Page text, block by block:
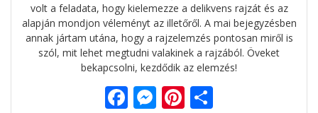
volt a feladata, hogy kielemezze a delikvens rajzát és az
alapján mondjon véleményt az illetőről. A mai bejegyzésben
annak jártam utána, hogy a rajzelemzés pontosan miről is
szól, mit lehet megtudni valakinek a rajzából. Öveket
bekapcsolni, kezdődik az elemzés!
F M Pi